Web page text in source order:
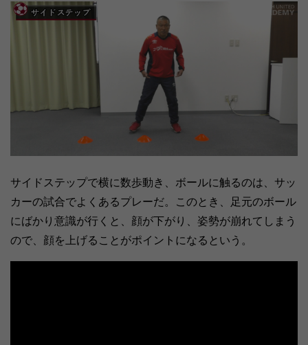
サイドステップで横に数歩動き、ボールに触るのは、サッ
カーの試合でよくあるプレーだ。このとき、足元のボール
にばかり意識が行くと、顔が下がり、姿勢が崩れてしまう
ので、顔を上げることがポイントになるという。